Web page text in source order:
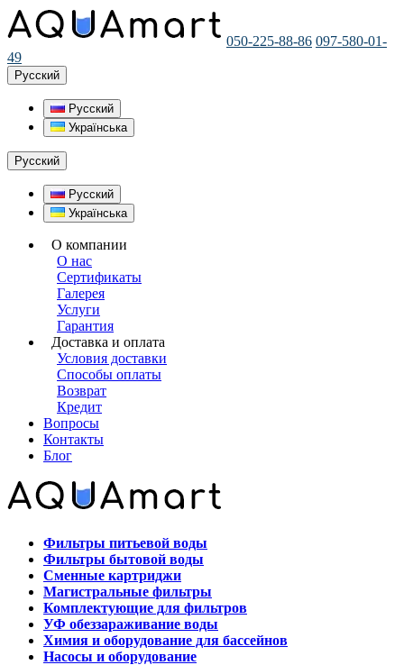
050-225-88-86 097-580-01-
49
Русский
Русский
Українська
Русский
Русский
Українська
О компании
О нас
Сертификаты
Галерея
Услуги
Гарантия
Доставка и оплата
Условия доставки
Способы оплаты
Возврат
Кредит
Вопросы
Контакты
Блог
Фильтры питьевой воды
Фильтры бытовой воды
Сменные картриджи
Магистральные фильтры
Комплектующие для фильтров
УФ обеззараживание воды
Химия и оборудование для бассейнов
Насосы и оборудование